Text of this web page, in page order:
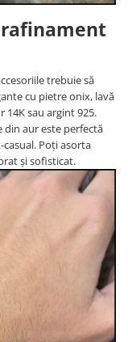
rafinament
trebuie să
cu pietre onix, lavă
14K sau argint 925.
din aur este perfectă
Poți asorta
și sofisticat.